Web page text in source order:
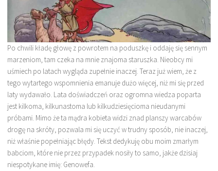
Po chwili kładę głowę z powrotem na poduszkę i oddaję się sennym
marzeniom, tam czeka na mnie znajoma staruszka. Nieobcy mi
uśmiech po latach wygląda zupełnie inaczej. Teraz już wiem, że z
tego wytartego wspomnienia emanuje dużo więcej, niż mi się przed
laty wydawało. Lata doświadczeń oraz ogromna wiedza poparta
jest kilkoma, kilkunastoma lub kilkudziesięcioma nieudanymi
próbami. Mimo że ta mądra kobieta widzi znad planszy warcabów
drogę na skróty, pozwala mi się uczyć w trudny sposób, nie inaczej,
niż właśnie popełniając błędy. Tekst dedykuję obu moim zmarłym
babciom, które nie przez przypadek nosiły to samo, jakże dzisiaj
niespotykane imię: Genowefa.